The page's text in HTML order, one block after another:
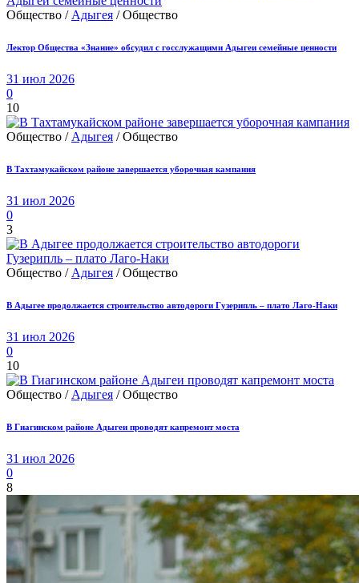
Общество / Адыгея / Общество
Лектор Общества «Знание» обсудил с госслужащими Адыгеи семейные ценности
31 июл 2026
0
10
Общество / Адыгея / Общество
В Тахтамукайском районе завершается уборочная кампания
31 июл 2026
0
3
Общество / Адыгея / Общество
В Адыгее продолжается строительство автодороги Гузерипль – плато Лаго-Наки
31 июл 2026
0
10
Общество / Адыгея / Общество
В Гиагинском районе Адыгеи проводят капремонт моста
31 июл 2026
0
8